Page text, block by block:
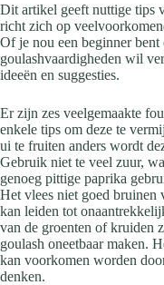
Dit artikel geeft nuttige tips
richt zich op
Of je nou een beginner
goulashvaardigheden wil
ideeën en suggesties.
Er zijn zes veelgemaakte
enkele tips om deze te
ui te fruiten anders wordt
Gebruik niet te veel zuur,
genoeg pittige paprika
Het vlees niet goed bruinen
kan leiden tot
van de groenten of kruiden
goulash oneetbaar maken.
kan voorkomen worden
denken.